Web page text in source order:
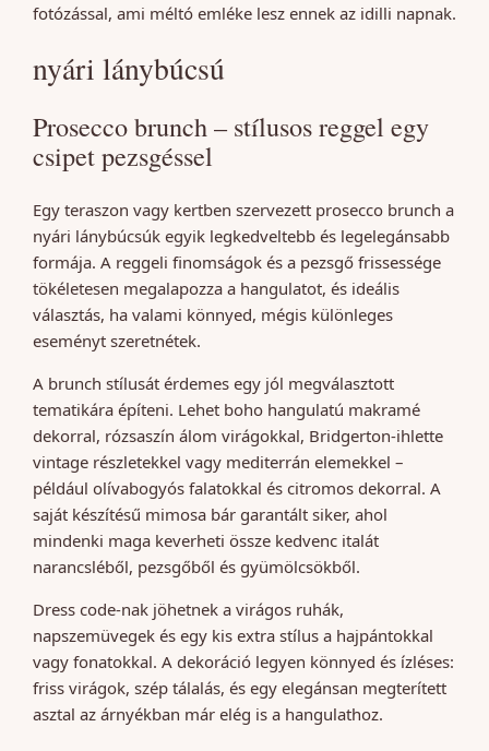
fotózással, ami méltó emléke lesz ennek az idilli napnak.
nyári lánybúcsú
Prosecco brunch – stílusos reggel egy
csipet pezsgéssel
Egy teraszon vagy kertben szervezett prosecco brunch a
nyári lánybúcsúk egyik legkedveltebb és legelegánsabb
formája. A reggeli finomságok és a pezsgő frissessége
tökéletesen megalapozza a hangulatot, és ideális
választás, ha valami könnyed, mégis különleges
eseményt szeretnétek.
A brunch stílusát érdemes egy jól megválasztott
tematikára építeni. Lehet boho hangulatú makramé
dekorral, rózsaszín álom virágokkal, Bridgerton-ihlette
vintage részletekkel vagy mediterrán elemekkel –
például olívabogyós falatokkal és citromos dekorral. A
saját készítésű mimosa bár garantált siker, ahol
mindenki maga keverheti össze kedvenc italát
narancsléből, pezsgőből és gyümölcsökből.
Dress code-nak jöhetnek a virágos ruhák,
napszemüvegek és egy kis extra stílus a hajpántokkal
vagy fonatokkal. A dekoráció legyen könnyed és ízléses:
friss virágok, szép tálalás, és egy elegánsan megterített
asztal az árnyékban már elég is a hangulathoz.